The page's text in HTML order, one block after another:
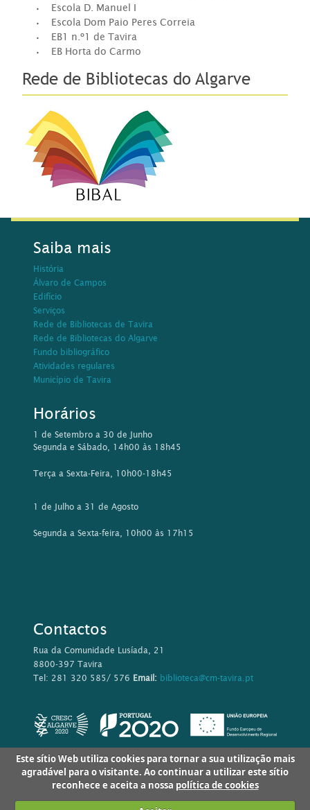
Escola D. Manuel I
Escola Dom Paio Peres Correia
EB1 n.º1 de Tavira
EB Horta do Carmo
Rede de Bibliotecas do Algarve
Saiba mais
História
Álvaro de Campos
Edifício
Serviços
Rede de Bibliotecas de Tavira
Rede de Bibliotecas do Algarve
Fundo bibliográfico
Atividades regulares
Município de Tavira
Horários
1 de Setembro a 30 de Junho
Segunda e Sábado, 14h00 às 18h45
Terça a Sexta-Feira, 10h00-18h45
1 de Julho a 31 de Agosto
Segunda a Sexta-feira, 10h00 às 17h15
Contactos
Rua da Comunidade Lusíada, 21
8800-397 Tavira
Tel: 281 320 585/ 576 Email: biblioteca@cm-tavira.pt
Este sítio Web utiliza cookies para tornar a sua utilização mais
agradável para o visitante. Ao continuar a utilizar este sítio
reconhece e aceita a nossa política de cookies